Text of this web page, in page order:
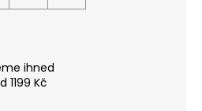
1199 Kč